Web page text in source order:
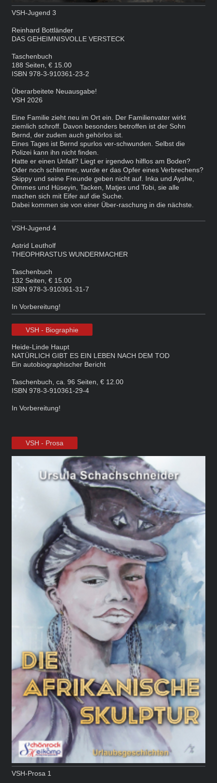
VSH-Jugend 3
Reinhard Bottländer
DAS GEHEIMNISVOLLE VERSTECK
Taschenbuch
188 Seiten, € 15.00
ISBN 978-3-910361-23-2
Überarbeitete Neuausgabe!
VSH 2026
Eine Familie zieht neu im Ort ein. Der Familienvater wirkt
ziemlich schroff. Davon besonders betroffen ist der Sohn
Bernd, der zudem auch gehörlos ist.
Eines Tages ist Bernd spurlos ver-schwunden. Selbst die
Polizei kann ihn nicht finden.
Hatte er einen Unfall? Liegt er irgendwo hilflos am Boden?
Oder noch schlimmer, wurde er das Opfer eines Verbrechens?
Skippy und seine Freunde geben nicht auf. Inka und Ayshe,
Ömmes und Hüseyin, Tacken, Matjes und Tobi, sie alle
machen sich mit Eifer auf die Suche.
Dabei kommen sie von einer Über-raschung in die nächste.
VSH-Jugend 4
Astrid Leutholf
THEOPHRASTUS WUNDERMACHER
Taschenbuch
132 Seiten, € 15.00
ISBN 978-3-910361-31-7
In Vorbereitung!
VSH - Biographie
Heide-Linde Haupt
NATÜRLICH GIBT ES EIN LEBEN NACH DEM TOD
Ein autobiographischer Bericht
Taschenbuch, ca. 96 Seiten, € 12.00
ISBN 978-3-910361-29-4
In Vorbereitung!
VSH - Prosa
VSH-Prosa 1